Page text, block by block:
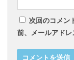
次回のコメン
前、メールアドレ